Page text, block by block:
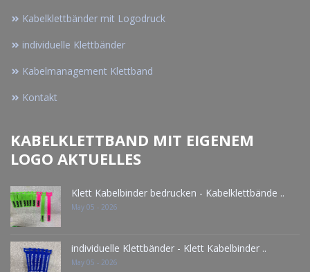
Kabelklettbänder mit Logodruck
individuelle Klettbänder
Kabelmanagement Klettband
Kontakt
KABELKLETTBAND MIT EIGENEM
LOGO AKTUELLES
Klett Kabelbinder bedrucken - Kabelklettbände ..
May 05 - 2026
individuelle Klettbänder - Klett Kabelbinder ..
May 05 - 2026